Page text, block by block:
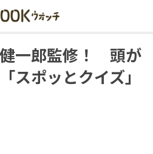
一郎監修！ 頭が
スポッとクイズ」